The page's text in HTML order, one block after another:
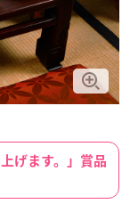
げます。」賞品